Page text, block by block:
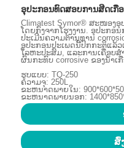
ອຸປະກອນທົດສອບການສີດເກືອ
Climatest Symor® ສະໜອງ
ໂດຍກົງຈາກໂຮງງານ. ອຸປະກອ
ປະເມີນຄວາມຕ້ານທານ
ອຸປະກອນປະເພດນີ້ປົກກະຕິແລ້
ໂລຫະປະສົມ, ແລະການເຄືອບສໍ
ຜົນກະທົບ corrosive ຂອງນ້ໍາເ
ຮູບແບບ: TQ-250
ຄວາມຈຸ: 250L
ຂະຫນາດພາຍໃນ:
ຂະຫນາດພາຍນອກ:
ສົ່